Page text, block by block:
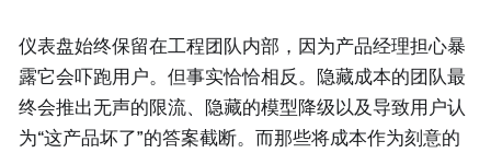
仪表盘始终保留在工程团队内部，因为产品经理担心暴
露它会吓跑用户。但事实恰恰相反。隐藏成本的团队最
终会推出无声的限流、隐藏的模型降级以及导致用户认
为“这产品坏了”的答案截断。而那些将成本作为刻意的